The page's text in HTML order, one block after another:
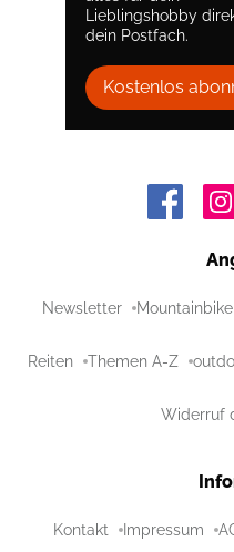
Lieblingshobby
dein Postfach.
Kostenlos
Newsletter Mountainbike
Reiten Themen A-Z
Widerruf
Kontakt Impressum